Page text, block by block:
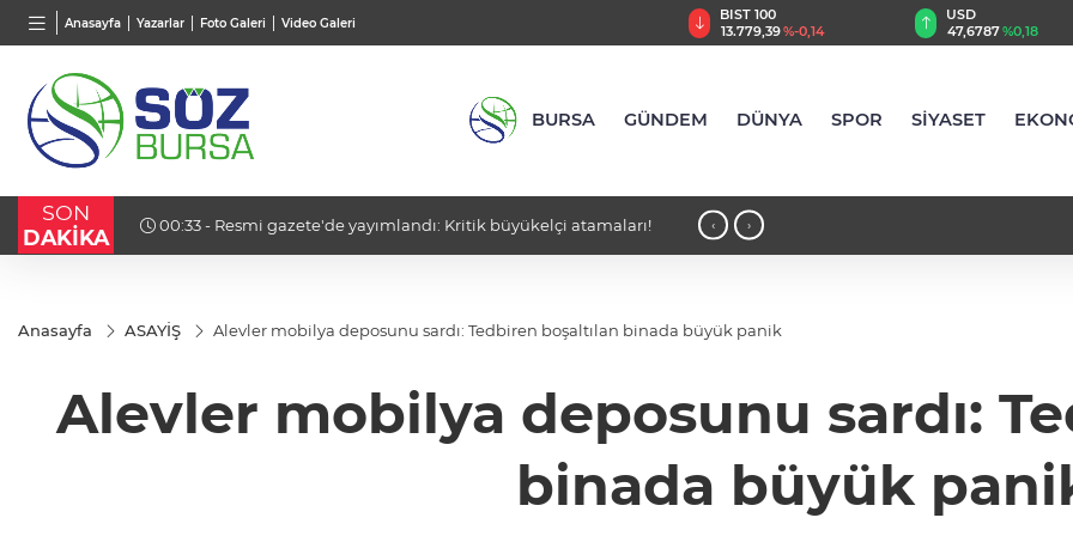
Anasayfa Yazarlar Foto Galeri Video Galeri
BGN
27,9743%-0,22
VND
0,0018%0,32
BIST 100
13.779,39%-0,14
USD
47,6787%0,18
BURSA GÜNDEM DÜNYA SPOR SİYASET
SON
DAKİKA
00:33 - Resmi gazete'de yayımlandı: Kritik büyükelçi atamaları! ‹ ›
Anasayfa ASAYİŞ Alevler mobilya deposunu sardı: Tedbiren boşaltılan binada büyük panik
Alevler mobilya deposunu sardı:
binada büyük